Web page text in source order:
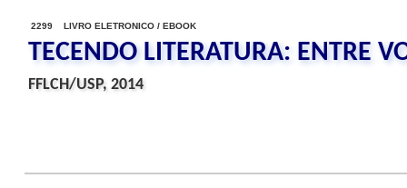
2299 LIVRO ELETRONICO / EBOOK
TECENDO LITERATURA: ENTRE
FFLCH/USP, 2014